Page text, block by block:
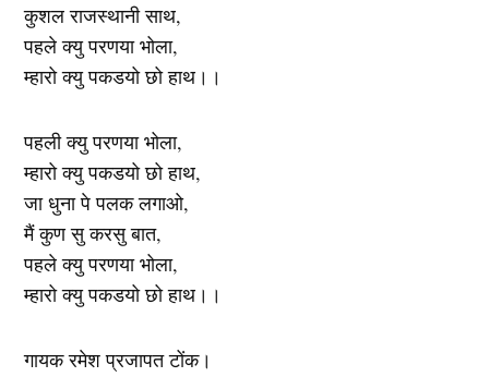
कुशल राजस्थानी साथ,
पहले क्यु परणया भोला,
म्हारो क्यु पकडयो छो हाथ।।
पहली क्यु परणया भोला,
म्हारो क्यु पकडयो छो हाथ,
जा धुना पे पलक लगाओ,
मैं कुण सु करसु बात,
पहले क्यु परणया भोला,
म्हारो क्यु पकडयो छो हाथ।।
गायक रमेश प्रजापत टोंक।